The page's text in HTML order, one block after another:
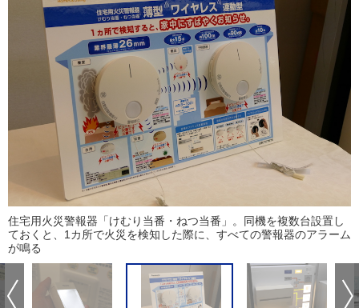
住宅用火災警報器「けむり当番・ねつ当番」。同機を複数台設置し
ておくと、1カ所で火災を検知した際に、すべての警報器のアラーム
が鳴る